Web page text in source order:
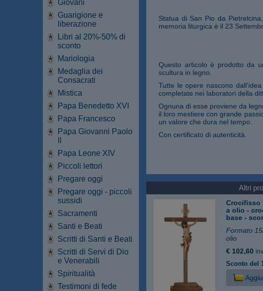
Giovani
Guarigione e
liberazione
Libri al 20%-50% di
sconto
Mariologia
Medaglia dei
Consacrati
Mistica
Papa Benedetto XVI
Papa Francesco
Papa Giovanni Paolo
Papa Leone XIV
Piccoli lettori
Pregare oggi
Pregare oggi - piccoli
sussidi
Sacramenti
Santi e Beati
Scritti di Santi e Beati
Scritti di Servi di Dio
e Venerabili
Spiritualità
Testimoni di fede
Statua di San Pio da
memoria liturgica è il 23
Questo articolo è prodotto da
scultura in legno.
Tutte le opere nascono
completate nei laboratori della
Ognuna di esse proviene da
il loro mestiere con grande
un valore che dura nel tempo.
Con certificato di autenticità.
Altri
Crocifisso
a olio -
base -
Formato
olio
€ 102,60
Sconto del